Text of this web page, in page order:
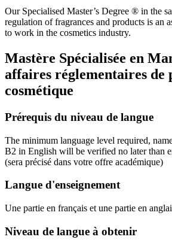
Our Specialised Master’s Degree ® in the
regulation of fragrances and products is an
to work in the cosmetics industry.
Mastère Spécialisée en
affaires réglementaires de
cosmétique
Prérequis du niveau de langue
The minimum language level required,
B2 in English will be verified no later than
(sera précisé dans votre offre académique)
Langue d'enseignement
Une partie en français et une partie en
Niveau de langue à obtenir